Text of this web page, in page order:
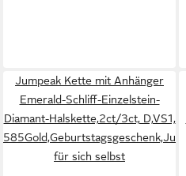
Jumpeak Kette mit Anhänger
Emerald-Schliff-Einzelstein-
Diamant-Halskette,2ct/3ct, D,VS1,
für sich selbst